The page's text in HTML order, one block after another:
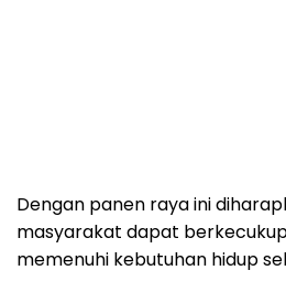
Dengan panen raya ini
masyarakat dapat
memenuhi kebutuhan hidup